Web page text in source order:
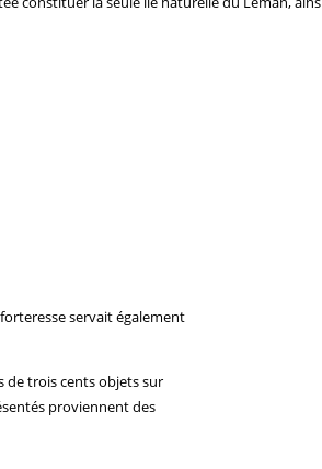
servait également
de trois cents objets sur
proviennent des